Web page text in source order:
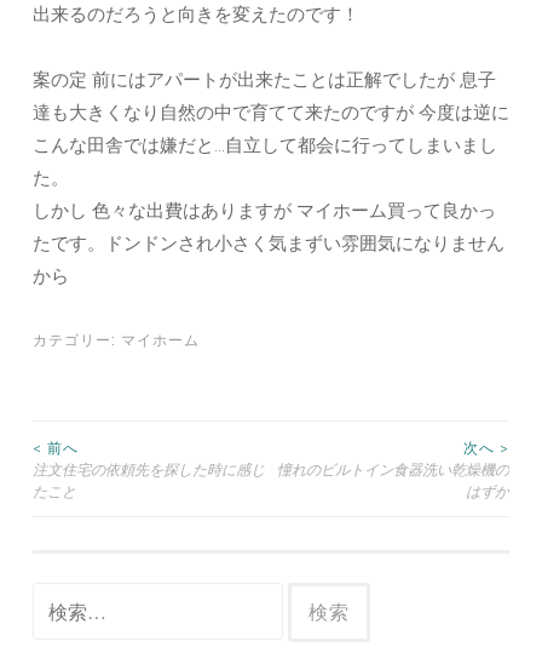
出来るのだろうと向きを変えたのです！
案の定 前にはアパートが出来たことは正解でしたが 息子
達も大きくなり自然の中で育てて来たのですが 今度は逆に
こんな田舎では嫌だと…自立して都会に行ってしまいまし
た。
しかし 色々な出費はありますが マイホーム買って良かっ
たです。ドンドンされ小さく気まずい雰囲気になりません
から
カテゴリー: マイホーム
投稿ナビゲーション
< 前へ
注文住宅の依頼先を探した時に感じ
たこと
次へ >
憧れのビルトイン食器洗い乾燥機の
はずが
検索: